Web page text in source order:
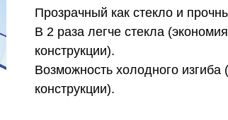
Прозрачный как стекло и
В 2 раза легче стекла
конструкции).
Возможность холодного
конструкции).